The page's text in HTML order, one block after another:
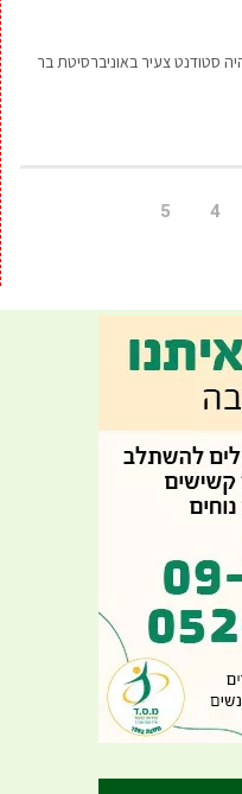
גלרנטר (75, רמת גן) היה סטודנט צעיר באוניברסיטת בר
4
5